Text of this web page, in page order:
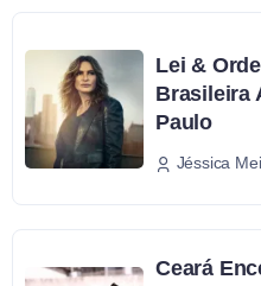
Lei &
Brasileira
Paulo
Jéssica
Ceará